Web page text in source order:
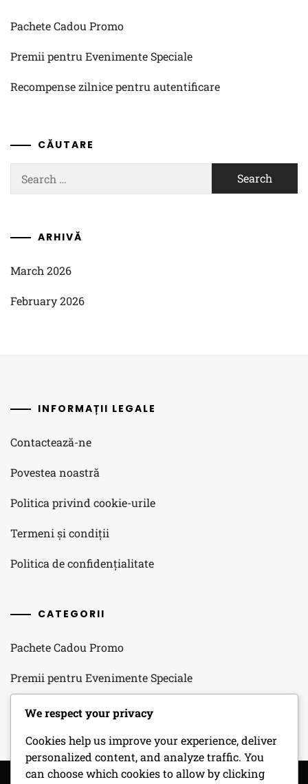
Pachete Cadou Promo
Premii pentru Evenimente Speciale
Recompense zilnice pentru autentificare
CĂUTARE
for:
ARHIVĂ
March 2026
February 2026
INFORMAȚII LEGALE
Contactează-ne
Povestea noastră
Politica privind cookie-urile
Termeni și condiții
Politica de confidențialitate
CATEGORII
Pachete Cadou Promo
Premii pentru Evenimente Speciale
Recompense zilnice pentru autentificare
We respect your privacy
Cookies help us improve your experience, deliver
personalized content, and analyze traffic. You
can choose which cookies to allow by clicking